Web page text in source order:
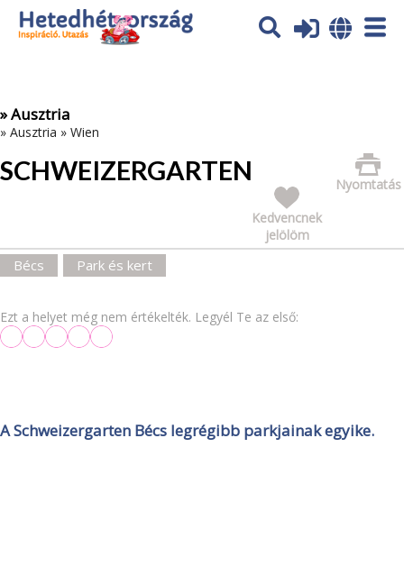
Az oldal sütiket (cookies) használ. További tájékoztatás itt:
Adatvédelmi tájékoztató
» Ausztria
» Ausztria » Wien
SCHWEIZERGARTEN
Nyomtatás
Kedvencnek
jelölöm
Bécs Park és kert
Ezt a helyet még nem értékelték. Legyél Te az első:
A Schweizergarten Bécs legrégibb parkjainak egyike.